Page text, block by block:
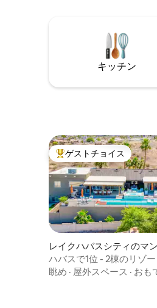
ん！ ） 水着を持参して、
エル湖、ローンロックビ
ープマリーナをお楽しみ
キッチン
大好評のゲストチョイス
ゲストチョイス
レイクハバスシティのマ
ン・アパート
ハバスで1位 - 2棟のリゾ
ル/スパ！
眺め · 屋外スペース · おも